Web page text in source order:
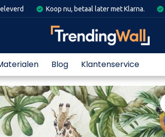
Koop nu, betaal later met Klarna.
Blog Klantenservice